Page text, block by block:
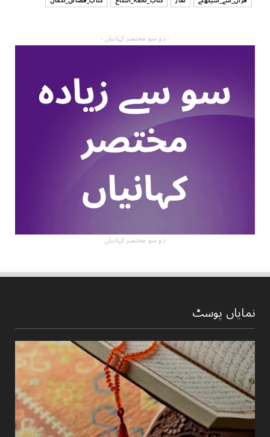
- دو سو مختصر کہانیاں -
دو سو مختصر کہانیاں
نمایاں پوسٹ